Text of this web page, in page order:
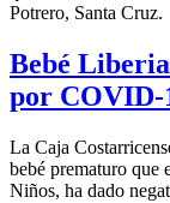
Potrero, Santa Cruz.
Bebé
por COVID-
La Caja
bebé prematuro que
Niños, ha dado